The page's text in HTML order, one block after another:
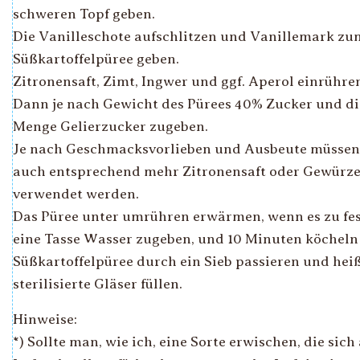
schweren Topf geben.
Die Vanilleschote aufschlitzen und Vanillemark
Süßkartoffelpüree geben.
Zitronensaft, Zimt, Ingwer und ggf. Aperol
Dann je nach Gewicht des Pürees 40% Zucker und
Menge Gelierzucker zugeben.
Je nach Geschmacksvorlieben und Ausbeute
auch entsprechend mehr Zitronensaft oder Gewürze
verwendet werden.
Das Püree unter umrühren erwärmen, wenn es zu
eine Tasse Wasser zugeben, und 10 Minuten
Süßkartoffelpüree durch ein Sieb passieren und
sterilisierte Gläser füllen.
Hinweise:
*) Sollte man, wie ich, eine Sorte erwischen, die sich